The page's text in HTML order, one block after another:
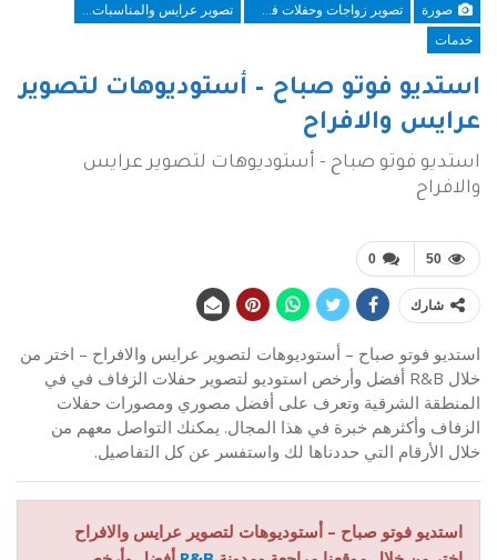
صورة
خدمات
استديو فوتو صباح – أستوديوهات لتصوير
عرايس والافراح
استديو فوتو صباح - أستوديوهات لتصوير عرايس
والافراح
0 50
شارك
استديو فوتو صباح – أستوديوهات لتصوير عرايس والافراح – اختر من
خلال R&B أفضل وأرخص استوديو لتصوير حفلات الزفاف في في
المنطقة الشرقية وتعرف على أفضل مصوري ومصورات حفلات
الزفاف وأكثرهم خبرة في هذا المجال. يمكنك التواصل معهم من
خلال الأرقام التي حددناها لك واستفسر عن كل التفاصيل.
استديو فوتو صباح – أستوديوهات لتصوير عرايس والافراح